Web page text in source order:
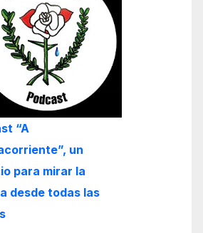
“A
un
para mirar la
desde todas las